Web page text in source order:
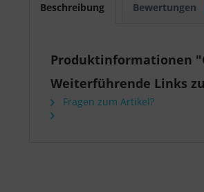
Beschreibung Bewertungen
Produktinformationen
Weiterführende Links zu
Fragen zum Artikel?